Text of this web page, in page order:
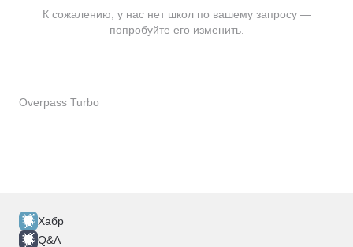
Overpass Turbo
К сожалению, у нас нет школ по вашему запросу —
попробуйте его изменить.
Хабр
Q&A